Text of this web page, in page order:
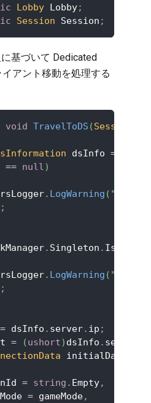
Lobby Lobby;
Session Session ;
基づいて Dedicated
アント移動を処理する
void TravelToDS (
dsInfo =
== null )
. LogWarning (
;
. Singleton .
. LogWarning (
;
= dsInfo . server. ip ;
= (ushort) dsInfo . server
initialData
= string . Empty,
= gameMode,